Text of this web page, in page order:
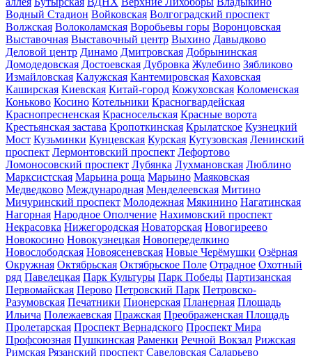
Водный Стадион Войковская Волгоградский проспект
Волжская Волоколамская Воробьевы горы Воронцовская
Выставочная Выставочный центр Выхино Давыдково
Деловой центр Динамо Дмитровская Добрынинская
Домодедовская Достоевская Дубровка Жулебино Зябликово
Измайловская Калужская Кантемировская Каховская
Каширская Киевская Китай-город Кожуховская Коломенская
Коньково Косино Котельники Красногвардейская
Краснопресненская Красносельская Красные ворота
Крестьянская застава Кропоткинская Крылатское Кузнецкий
Мост Кузьминки Кунцевская Курская Кутузовская Ленинский
проспект Лермонтовский проспект Лефортово
Ломоносовский проспект Лубянка Лухмановская Люблино
Марксистская Марьина роща Марьино Маяковская
Медведково Международная Менделеевская Митино
Мичуринский проспект Молодежная Мякинино Нагатинская
Нагорная Народное Ополчение Нахимовский проспект
Некрасовка Нижегородская Новаторская Новогиреево
Новокосино Новокузнецкая Новопеределкино
Новослободская Новоясеневская Новые Черёмушки Озёрная
Окружная Октябрьская Октябрьское Поле Отрадное Охотный
ряд Павелецкая Парк Культуры Парк Победы Партизанская
Первомайская Перово Петровский Парк Петровско-
Разумовская Печатники Пионерская Планерная Площадь
Ильича Полежаевская Пражская Преображенская Площадь
Пролетарская Проспект Вернадского Проспект Мира
Профсоюзная Пушкинская Раменки Речной Вокзал Рижская
Римская Рязанский проспект Савеловская Саларьево